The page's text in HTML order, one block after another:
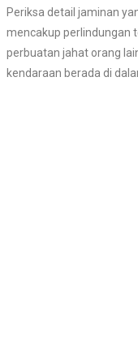
Periksa detail jaminan
mencakup perlindungan
perbuatan jahat orang
kendaraan berada di